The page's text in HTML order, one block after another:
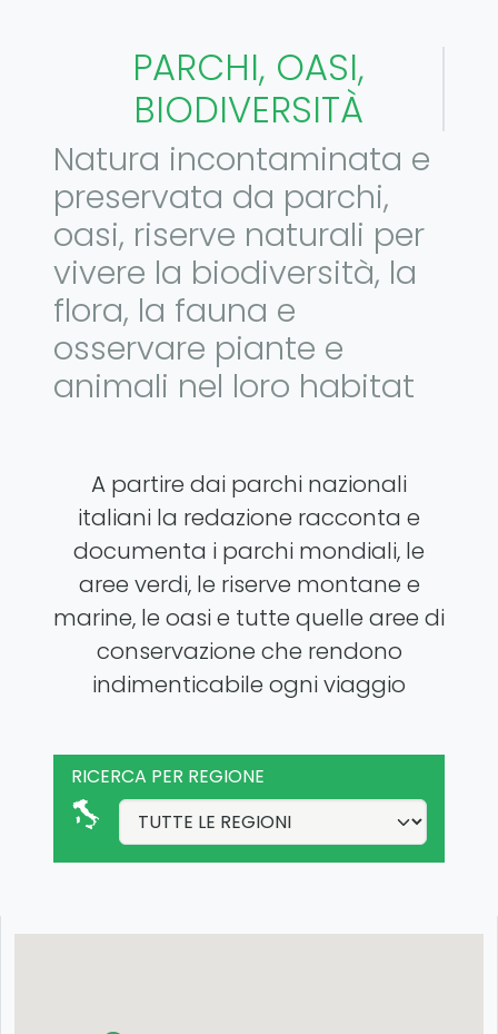
PARCHI, OASI,
BIODIVERSITÀ
Natura incontaminata e
preservata da parchi,
oasi, riserve naturali per
vivere la biodiversità, la
flora, la fauna e
osservare piante e
animali nel loro habitat
A partire dai parchi nazionali
italiani la redazione racconta e
documenta i parchi mondiali, le
aree verdi, le riserve montane e
marine, le oasi e tutte quelle aree di
conservazione che rendono
indimenticabile ogni viaggio
RICERCA PER REGIONE